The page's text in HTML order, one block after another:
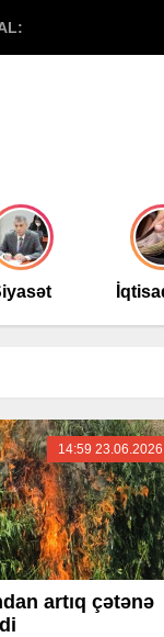
14:59 23.06.2026
artıq çətənə